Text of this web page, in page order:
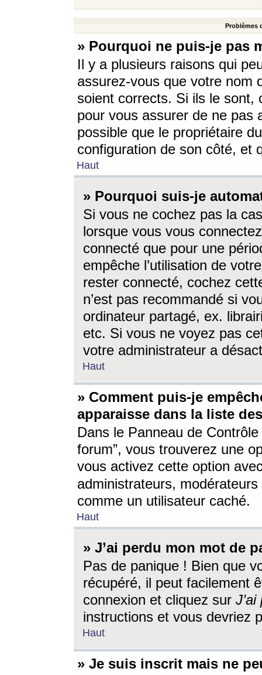
Problèmes
» Pourquoi ne puis-je pas
Il y a plusieurs raisons qui
assurez-vous que votre nom
soient corrects. Si ils le sont,
pour vous assurer de ne pas
possible que le propriétaire
configuration de son côté, et
Haut
» Pourquoi suis-je
Si vous ne cochez pas la
lorsque vous vous
connecté que pour une
empêche l’utilisation de
rester connecté, cochez
n’est pas recommandé si
ordinateur partagé, ex.
etc. Si vous ne voyez pas
votre administrateur a
Haut
» Comment puis-je
apparaisse dans la liste
Dans le Panneau de
forum”, vous trouverez une
vous activez cette option
administrateurs,
comme un utilisateur caché.
Haut
» J’ai perdu mon mot de
Pas de panique ! Bien que
récupéré, il peut facilement
connexion et cliquez sur
instructions et vous devriez
Haut
» Je suis inscrit mais ne